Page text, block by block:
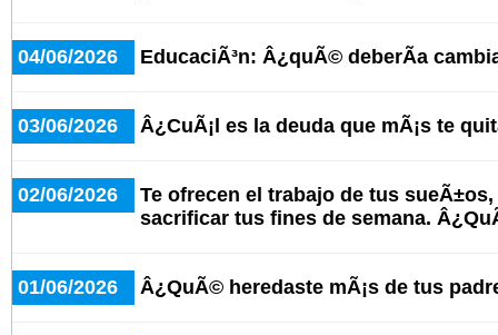
04/06/2026 EducaciÃ³n: Â¿quÃ© deberÃ­a
03/06/2026 Â¿CuÃ¡l es la deuda que mÃ¡s te
02/06/2026
Te ofrecen el trabajo de tus
sacrificar tus fines de semana.
01/06/2026 Â¿QuÃ© heredaste mÃ¡s de tus